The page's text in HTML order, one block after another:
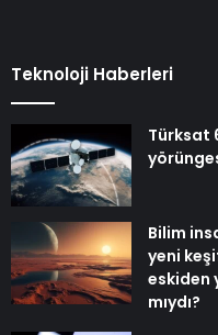
Teknoloji Haberleri
Türksat
Bilim
yeni
eskiden
mıydı?